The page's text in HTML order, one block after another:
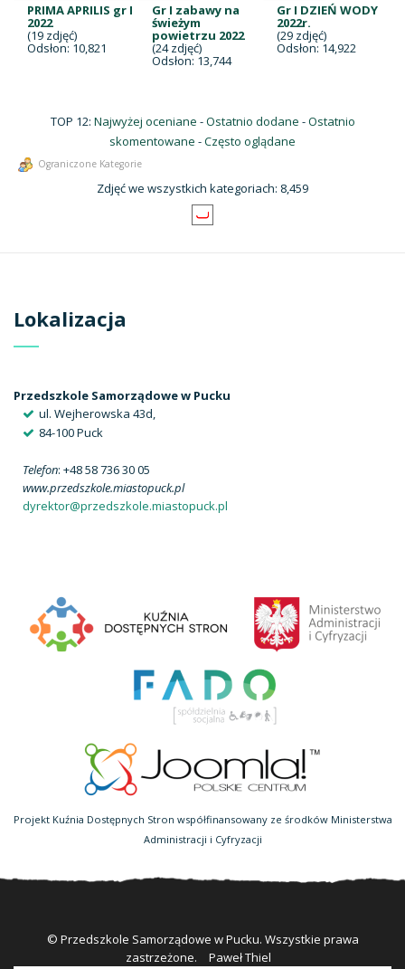
PRIMA APRILIS gr I
2022
(19 zdjęć)
Odsłon: 10,821
Gr I zabawy na
świeżym
powietrzu 2022
(24 zdjęć)
Odsłon: 13,744
Gr I DZIEŃ WODY
2022r.
(29 zdjęć)
Odsłon: 14,922
TOP 12: Najwyżej oceniane -Ostatnio dodane -Ostatnio
skomentowane -Często oglądane
Ograniczone Kategorie
Zdjęć we wszystkich kategoriach: 8,459
Lokalizacja
Przedszkole Samorządowe w Pucku
ul. Wejherowska 43d,
84-100 Puck
Telefon: +48 58 736 30 05
www.przedszkole.miastopuck.pl
dyrektor@przedszkole.miastopuck.pl
Projekt Kuźnia Dostępnych Stron współfinansowany ze środków Ministerstwa
Administracji i Cyfryzacji
© Przedszkole Samorządowe w Pucku. Wszystkie prawa
zastrzeżone.
Paweł Thiel